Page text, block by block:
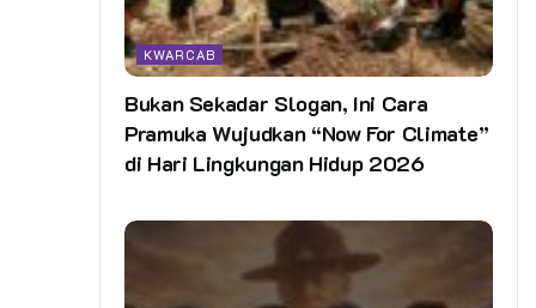
KWARCAB
Bukan Sekadar Slogan, Ini Cara
Pramuka Wujudkan “Now For Climate”
di Hari Lingkungan Hidup 2026